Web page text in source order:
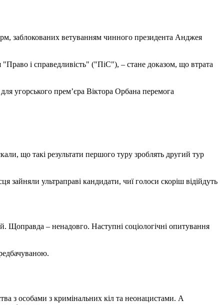
заблокованих ветуванням чинного президента Анджея
"Право і справедливість" ("ПіС"), – стане доказом, що втрата
угорського прем’єра Віктора Орбана перемога
що такі результати першого туру зроблять другий тур
ультраправі кандидати, чиї голоси скоріш відійдуть
Щоправда – ненадовго. Наступні соціологічні опитування
з особами з кримінальних кіл та неонацистами. А